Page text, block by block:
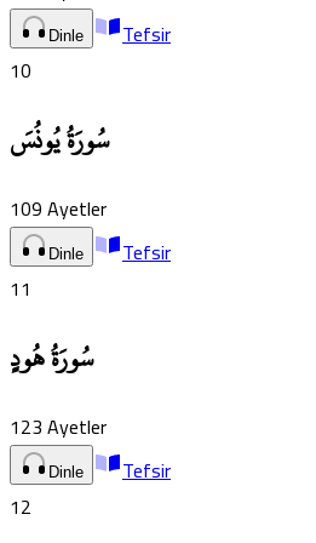
Dinle
Tefsir
10
سُورَةُ يُونُسَ
109Ayetler
Dinle
Tefsir
11
سُورَةُ هُودٍ
123Ayetler
Dinle
Tefsir
12